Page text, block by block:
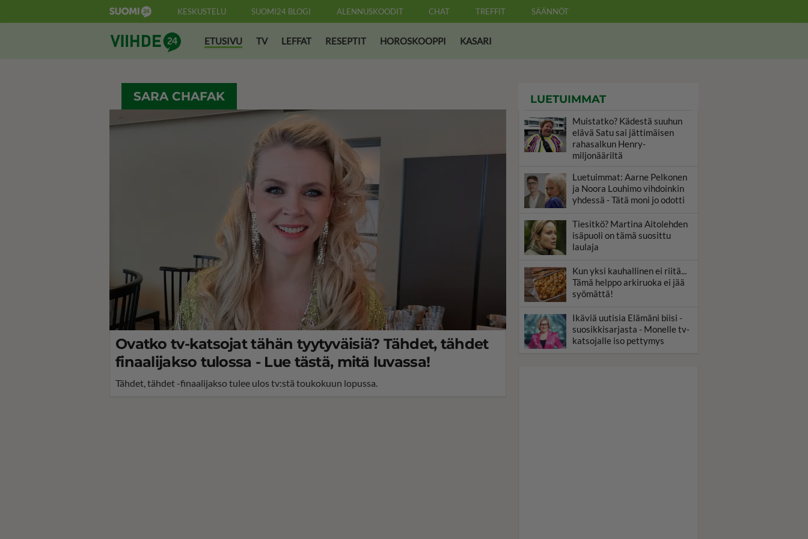
KESKUSTELU SUOMI24 BLOGI ALENNUSKOODIT CHAT TREFFIT SÄÄNNÖT
Suomi24 ViihdeETUSIVU TV LEFFAT RESEPTIT HOROSKOOPPI KASARI
SARA CHAFAK
Ovatko tv-katsojat tähän tyytyväisiä? Tähdet, tähdet
finaalijakso tulossa - Lue tästä, mitä luvassa!
Tähdet, tähdet -finaalijakso tulee ulos tv:stä toukokuun lopussa.
LUETUIMMAT
Muistatko? Kädestä suuhun
elävä Satu sai jättimäisen
rahasalkun Henry-
miljonääriltä
Luetuimmat: Aarne Pelkonen
ja Noora Louhimo vihdoinkin
yhdessä - Tätä moni jo odotti
Tiesitkö? Martina Aitolehden
isäpuoli on tämä suosittu
laulaja
Kun yksi kauhallinen ei riitä...
Tämä helppo arkiruoka ei jää
syömättä!
Ikäviä uutisia Elämäni biisi -
suosikkisarjasta - Monelle tv-
katsojalle iso pettymys